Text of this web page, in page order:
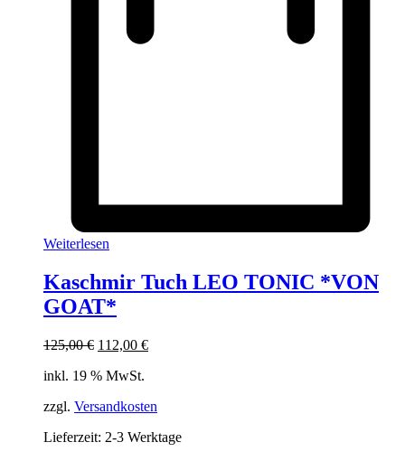
Weiterlesen
Kaschmir Tuch LEO TONIC *VON
GOAT*
125,00€ Ursprünglicher
war:
112,00 €Aktueller
inkl. 19 % MwSt.
zzgl. Versandkosten
Lieferzeit: 2-3 Werktage